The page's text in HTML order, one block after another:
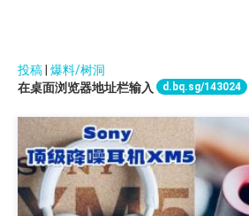
投稿 爆料/树洞
在桌面浏览器地址栏输入
d.bq.sg/143024